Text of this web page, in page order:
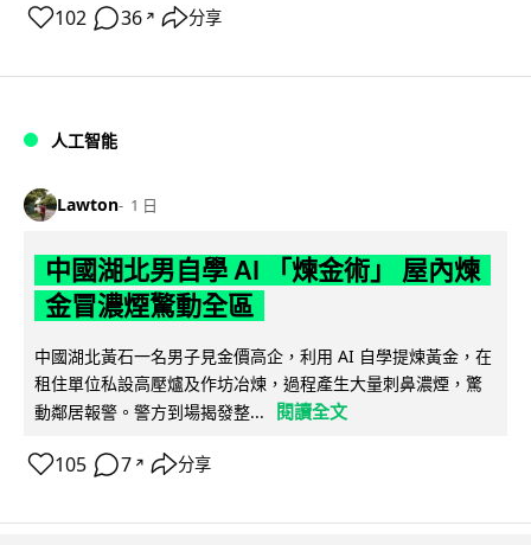
102 36 ↗ 分享
人工智能
Lawton 1 日
中國湖北男自學 AI 「煉金術」 屋內煉
金冒濃煙驚動全區
中國湖北黃石一名男子見金價高企，利用 AI 自學提煉黃金，在
租住單位私設高壓爐及作坊冶煉，過程產生大量刺鼻濃煙，驚
動鄰居報警。警方到場揭發整...
閱讀全文
105 7 ↗ 分享